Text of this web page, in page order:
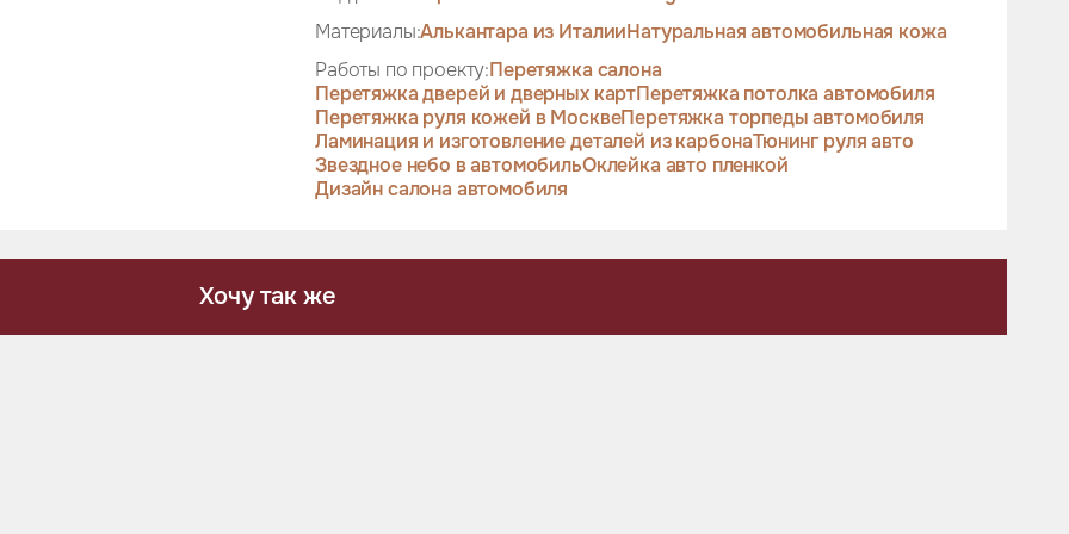
Материалы:Алькантара из ИталииНатуральная автомобильная кожа
Работы по проекту:Перетяжка салона
Перетяжка дверей и дверных картПеретяжка потолка автомобиля
Перетяжка руля кожей в МосквеПеретяжка торпеды автомобиля
Ламинация и изготовление деталей из карбонаТюнинг руля авто
Звездное небо в автомобильОклейка авто пленкой
Дизайн салона автомобиля
Хочу так же